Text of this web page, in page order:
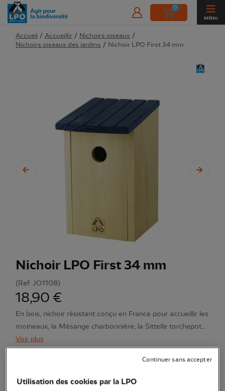
0
MENU
Accueil / Accueillir / Nichoirs oiseaux /
Nichoirs oiseaux des jardins / Nichoir LPO First 34 mm
Nichoir LPO First 34 mm
(Ref. JO1108)
18,90 €
En bois, nichoir résistant conçu en France pour accueillir les
moineaux, la Mésange charbonnière, la Sittelle torchepot...
Voir plus
Quantité
Utilisation des cookies par la LPO
Continuer sans accepter